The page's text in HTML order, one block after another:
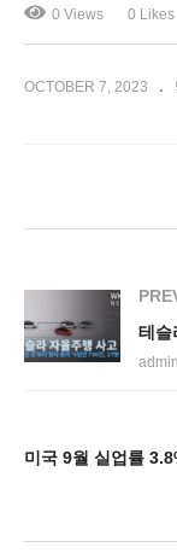
0 Views 0 Likes
OCTOBER 7, 2023
admin